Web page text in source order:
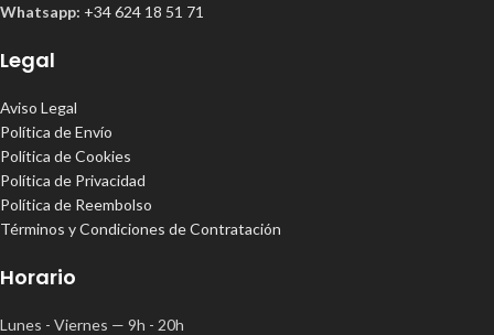
Whatsapp: +34 624 18 51 71
Legal
Aviso Legal
Política de Envío
Política de Cookies
Política de Privacidad
Política de Reembolso
Términos y Condiciones de Contratación
Horario
Lunes - Viernes — 9h - 20h